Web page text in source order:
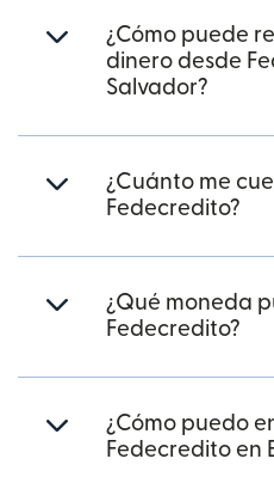
¿Cómo puede
dinero desde
Salvador?
¿Cuánto me
Fedecredito?
¿Qué moneda
Fedecredito?
¿Cómo puedo
Fedecredito en